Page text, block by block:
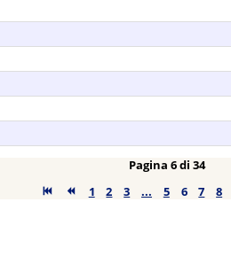
Pagina 6 di 34
1
2 3 ... 5 6 7 8